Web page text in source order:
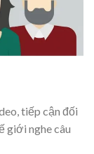
tiếp cận đối
giới nghe câu